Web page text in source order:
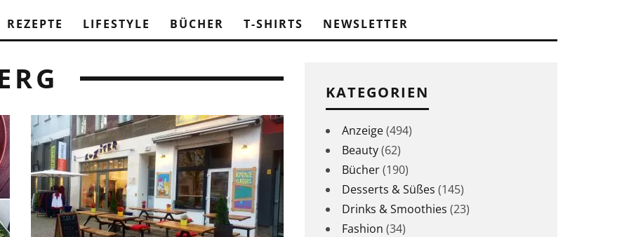
REZEPTE LIFESTYLE BÜCHER T-SHIRTS NEWSLETTER
KATEGORIEN
Anzeige(494)
Beauty(62)
Bücher(190)
Desserts & Süßes (145)
Drinks & Smoothies (23)
Fashion (34)